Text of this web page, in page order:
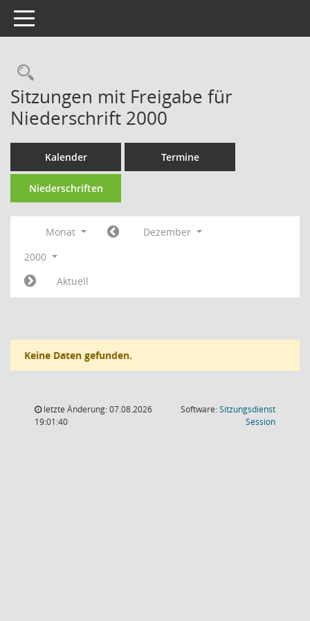
Toggle navigation
Rechercheauswahl
Sitzungen mit Freigabe für
Niederschrift 2000
Kalender Termine
Niederschriften
Monat
Dezember
2000
Aktuell
Keine Daten gefunden.
letzte Änderung: 07.08.2026
19:01:40
Software:Sitzungsdienst
Session(Wird in